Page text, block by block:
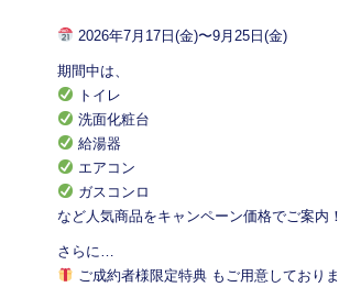
2026年7月17日(金)〜9月25日(金)
期間中は、
トイレ
洗面化粧台
給湯器
エアコン
ガスコンロ
など人気商品をキャンペーン価格でご案内
さらに…
ご成約者様限定特典 もご用意しており